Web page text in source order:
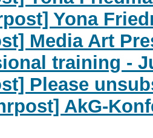
Yona
Media Art
training -
Please
AkG-